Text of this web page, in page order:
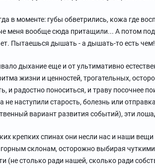
в моменте: губы обветрились, кожа где
меня вообще сюда притащили... А потом
Пытаешься дышать - а дышать-то есть
дыхание еще и от ультимативно
жизни и ценностей, трогательных,
и радостно поноситься, и траву посочнее
не наступили старость, болезнь или
вариант развития событий), эти
крепких спинах они несли нас и наши
горным склонам, осторожно выбирая
(не столько ради нашей, сколько ради